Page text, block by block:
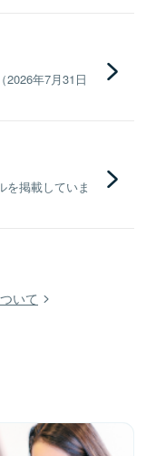
2026年7月31日
を掲載していま
いて